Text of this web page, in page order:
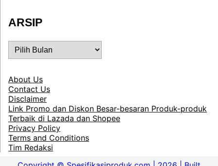
ARSIP
ARSIP
About Us
Contact Us
Disclaimer
Link Promo dan Diskon Besar-besaran Produk-produk
Terbaik di Lazada dan Shopee
Privacy Policy
Terms and Conditions
Tim Redaksi